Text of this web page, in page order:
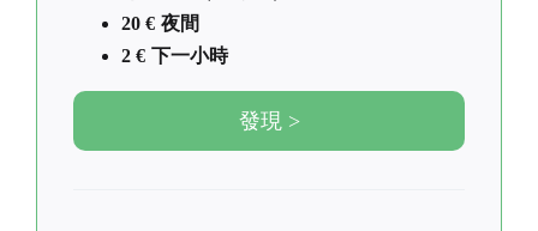
20 € 夜間
2 € 下一小時
發現 >